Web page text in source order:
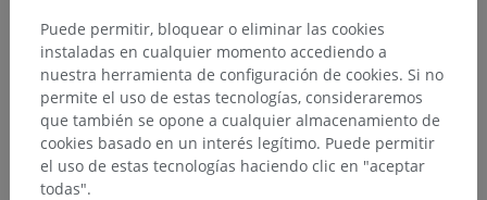
Puede permitir, bloquear o eliminar las cookies
instaladas en cualquier momento accediendo a
nuestra herramienta de configuración de cookies. Si no
permite el uso de estas tecnologías, consideraremos
que también se opone a cualquier almacenamiento de
cookies basado en un interés legítimo. Puede permitir
el uso de estas tecnologías haciendo clic en "aceptar
todas".